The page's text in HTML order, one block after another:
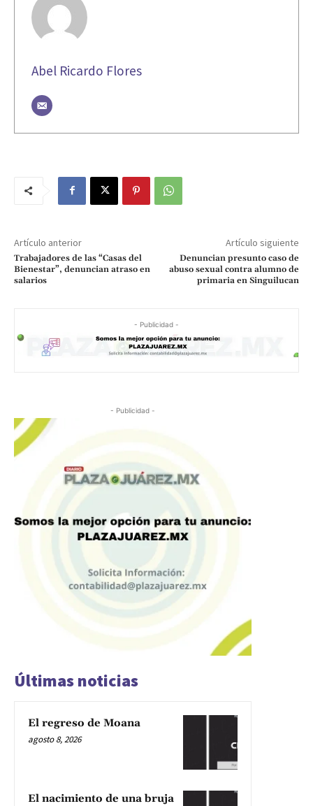
Abel Ricardo Flores
Artículo anterior
Trabajadores de las “Casas del
Bienestar”, denuncian atraso en
salarios
Artículo siguiente
Denuncian presunto caso de
abuso sexual contra alumno de
primaria en Singuilucan
- Publicidad -
- Publicidad -
Últimas noticias
El regreso de Moana
agosto 8, 2026
El nacimiento de una bruja